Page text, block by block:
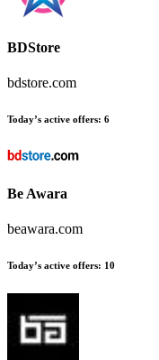
BDStore
bdstore.com
Today’s active offers: 6
Be Awara
beawara.com
Today’s active offers: 10